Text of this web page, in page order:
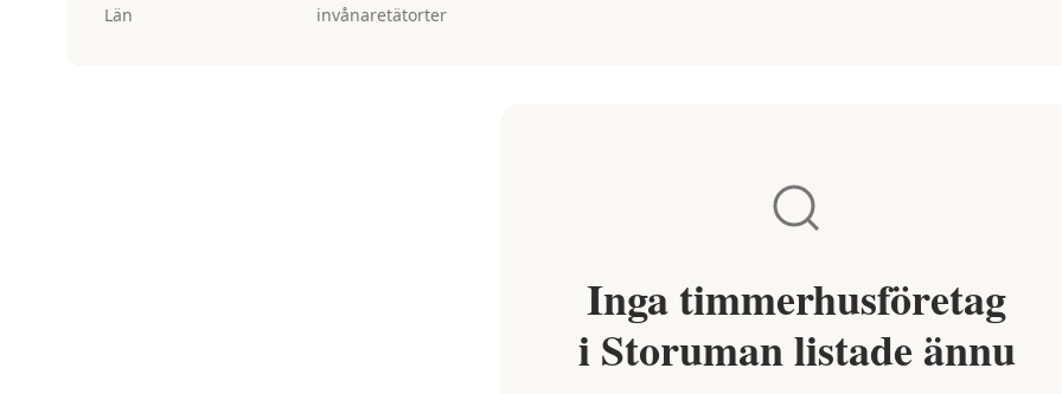
Län invånaretätorter
Inga timmerhusföretag
iStorumanlistade ännu